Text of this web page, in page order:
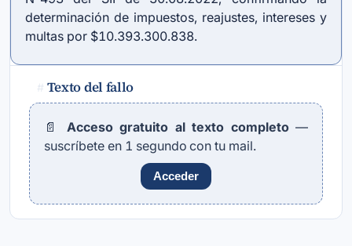
determinación de impuestos, reajustes, intereses y
multas por $10.393.300.838.
# Texto del fallo
📄 Acceso gratuito al texto completo—
suscríbete en 1 segundo con tu mail.
Acceder